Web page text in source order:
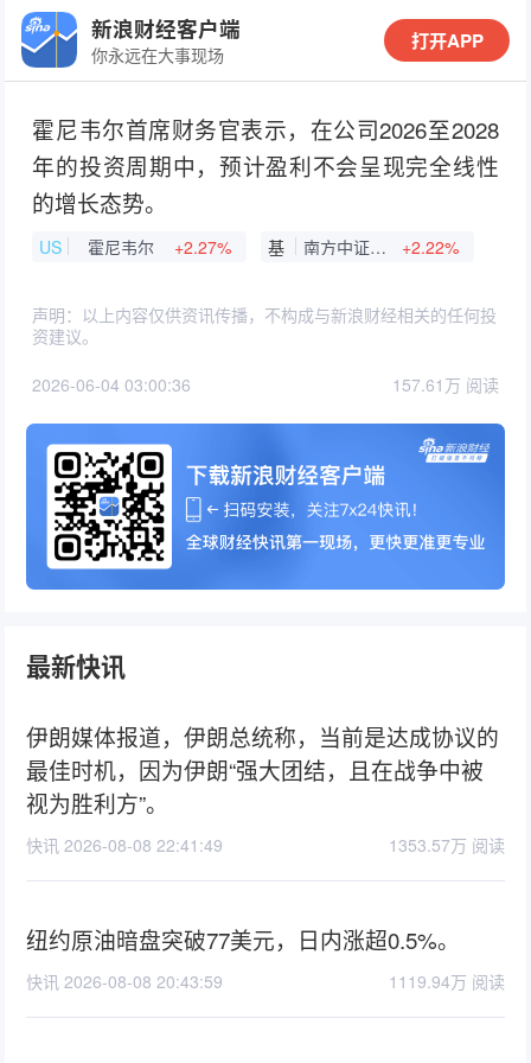
新浪财经客户端
你永远在大事现场
打开APP
霍尼韦尔首席财务官表示，在公司2026至2028
年的投资周期中，预计盈利不会呈现完全线性
的增长态势。
US 霍尼韦尔 +2.27% 基 南方中证A500ETF +2.22%
声明：以上内容仅供资讯传播，不构成与新浪财经相关的任何投
资建议。
2026-06-04 03:00:36 157.61万 阅读
最新快讯
伊朗媒体报道，伊朗总统称，当前是达成协议的
最佳时机，因为伊朗“强大团结，且在战争中被
视为胜利方”。
快讯 2026-08-08 22:41:49 1353.57万 阅读
纽约原油暗盘突破77美元，日内涨超0.5%。
快讯 2026-08-08 20:43:59 1119.94万 阅读